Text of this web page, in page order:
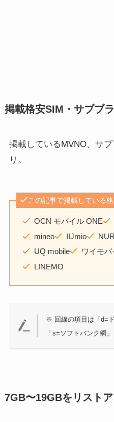
掲載格安SIM・サブブ
掲載しているMVNO、サ
り。
この記事で掲載している
OCN モバイル ONE
mineo
IIJmio
UQ mobile
ワイモバ
LINEMO
※ 回線の項目は「d=
「s=ソフトバンク網
7GB〜19GBをリスト